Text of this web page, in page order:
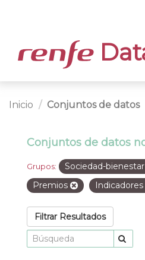
Inicio Conjuntos de datos
Conjuntos de datos
Grupos: Sociedad-bienestar
Premios Indicadores
Filtrar Resultados